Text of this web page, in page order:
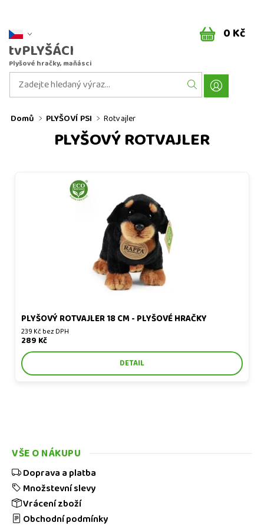
tvPLYŠÁCI
Plyšové hračky, maňásci
0 Kč
Domů PLYŠOVÍ PSI Rotvajler
PLYŠOVÝ ROTVAJLER
Plyšový rotvajler 18 cm
PLYŠOVÝ ROTVAJLER 18 CM - PLYŠOVÉ HRAČKY
239 Kč bez DPH
289 Kč
DETAIL
VŠE O NÁKUPU
Doprava a platba
Množstevní slevy
Vrácení zboží
Obchodní podmínky